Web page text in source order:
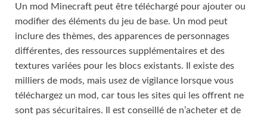
Un mod Minecraft peut être téléchargé pour ajouter ou
modifier des éléments du jeu de base. Un mod peut
inclure des thèmes, des apparences de personnages
différentes, des ressources supplémentaires et des
textures variées pour les blocs existants. Il existe des
milliers de mods, mais usez de vigilance lorsque vous
téléchargez un mod, car tous les sites qui les offrent ne
sont pas sécuritaires. Il est conseillé de n’acheter et de